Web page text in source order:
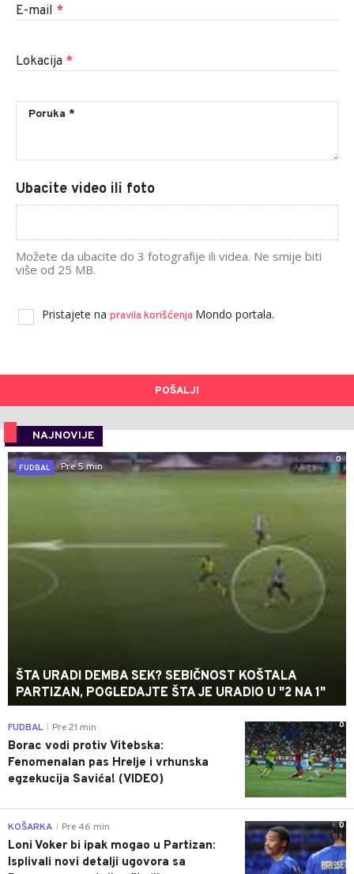
E-mail *
Lokacija *
Ubacite video ili foto
Možete da ubacite do 3 fotografije ili videa. Ne smije biti
više od 25 MB.
Pristajete na pravila korišćenja Mondo portala.
POŠALJI
NAJNOVIJE
0
FUDBAL
Pre 5 min
ŠTA URADI DEMBA SEK? SEBIČNOST KOŠTALA
PARTIZAN, POGLEDAJTE ŠTA JE URADIO U "2 NA 1"
0
FUDBAL Pre 21 min
Borac vodi protiv Vitebska:
Fenomenalan pas Hrelje i vrhunska
egzekucija Savića! (VIDEO)
0
KOŠARKA Pre 46 min
Loni Voker bi ipak mogao u Partizan:
Isplivali novi detalji ugovora sa